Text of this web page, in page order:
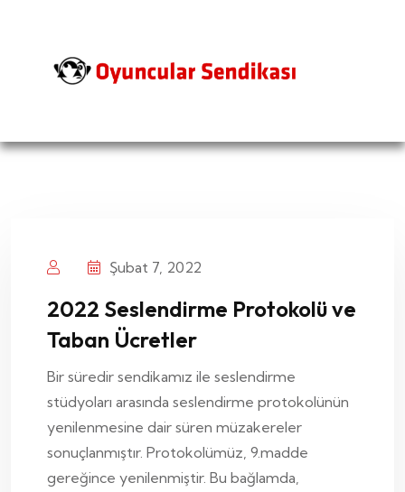
Şubat 7, 2022
2022 Seslendirme Protokolü ve
Taban Ücretler
Bir süredir sendikamız ile seslendirme
stüdyoları arasında seslendirme protokolünün
yenilenmesine dair süren müzakereler
sonuçlanmıştır. Protokolümüz, 9.madde
gereğince yenilenmiştir. Bu bağlamda,